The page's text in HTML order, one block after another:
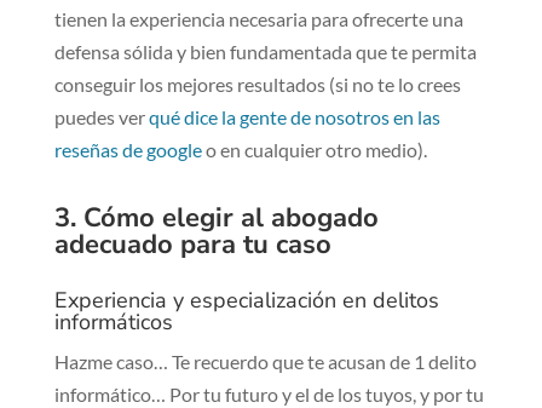
tienen la experiencia necesaria para ofrecerte una
defensa sólida y bien fundamentada que te permita
conseguir los mejores resultados (si no te lo crees
puedes verqué dice la gente de nosotros en las
reseñas de googleo en cualquier otro medio).
3. Cómo elegir al abogado
adecuado para tu caso
Experiencia y especialización en delitos
informáticos
Hazme caso… Te recuerdo que te acusan de 1 delito
informático… Por tu futuro y el de los tuyos, y por tu